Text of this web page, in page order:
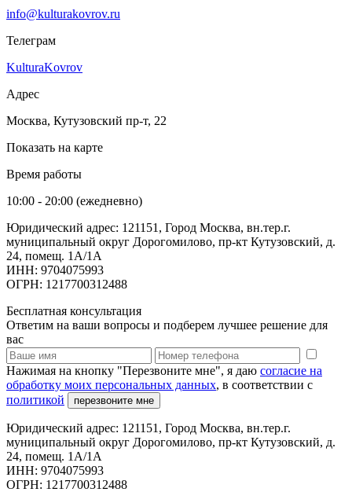
info@kulturakovrov.ru
Телеграм
KulturaKovrov
Адрес
Москва, Кутузовский пр-т, 22
Показать на карте
Время работы
10:00 - 20:00 (ежедневно)
Юридический адрес: 121151, Город Москва, вн.тер.г.
муниципальный округ Дорогомилово, пр-кт Кутузовский, д.
24, помещ. 1А/1А
ИНН: 9704075993
ОГРН: 1217700312488
Бесплатная консультация
Ответим на ваши вопросы и подберем лучшее решение для
вас
Нажимая на кнопку "Перезвоните мне", я даю согласие на
обработку моих персональных данных, в соответствии с
политикой
перезвоните мне
Юридический адрес: 121151, Город Москва, вн.тер.г.
муниципальный округ Дорогомилово, пр-кт Кутузовский, д.
24, помещ. 1А/1А
ИНН: 9704075993
ОГРН: 1217700312488